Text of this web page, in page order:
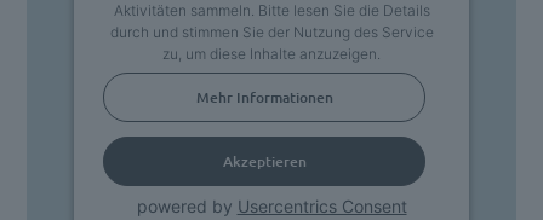
Aktivitäten sammeln. Bitte lesen Sie die Details
durch und stimmen Sie der Nutzung des Service
zu, um diese Inhalte anzuzeigen.
Mehr Informationen
Akzeptieren
powered by Usercentrics Consent